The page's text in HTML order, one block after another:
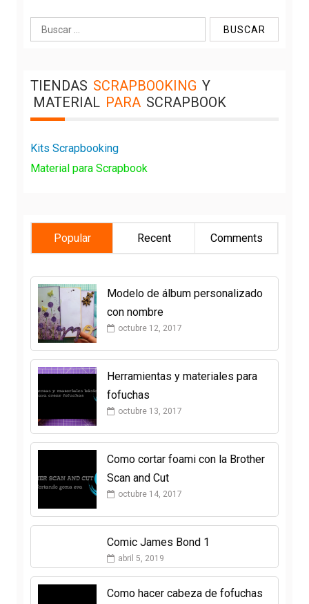
Buscar:
TIENDAS SCRAPBOOKING Y
MATERIAL PARA SCRAPBOOK
Kits Scrapbooking
Material para Scrapbook
Popular Recent Comments
Modelo de álbum personalizado
con nombre
octubre 12, 2017
Herramientas y materiales para
fofuchas
octubre 13, 2017
Como cortar foami con la Brother
Scan and Cut
octubre 14, 2017
Comic James Bond 1
abril 5, 2019
Como hacer cabeza de fofuchas